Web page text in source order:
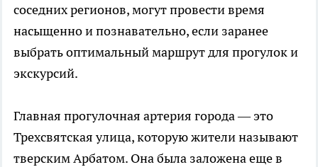
соседних регионов, могут провести время
насыщенно и познавательно, если заранее
выбрать оптимальный маршрут для прогулок и
экскурсий.
Главная прогулочная артерия города — это
Трехсвятская улица, которую жители называют
тверским Арбатом. Она была заложена еще в